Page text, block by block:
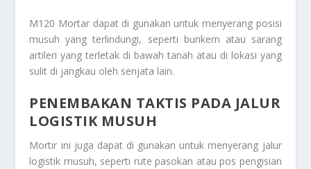
M120 Mortar dapat di gunakan untuk menyerang posisi
musuh yang terlindungi, seperti bunkern atau sarang
artileri yang terletak di bawah tanah atau di lokasi yang
sulit di jangkau oleh senjata lain.
PENEMBAKAN TAKTIS PADA JALUR
LOGISTIK MUSUH
Mortir ini juga dapat di gunakan untuk menyerang jalur
logistik musuh, seperti rute pasokan atau pos pengisian